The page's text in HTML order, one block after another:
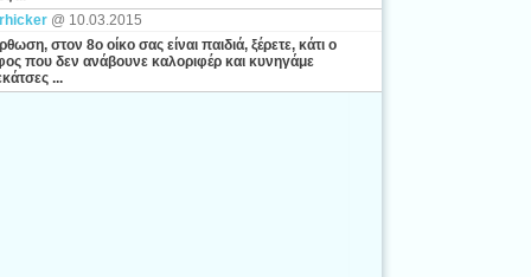
@ 10.03.2015
στον 8ο οίκο σας είναι παιδιά, ξέρετε, κάτι ο
που δεν ανάβουνε καλοριφέρ και κυνηγάμε
...